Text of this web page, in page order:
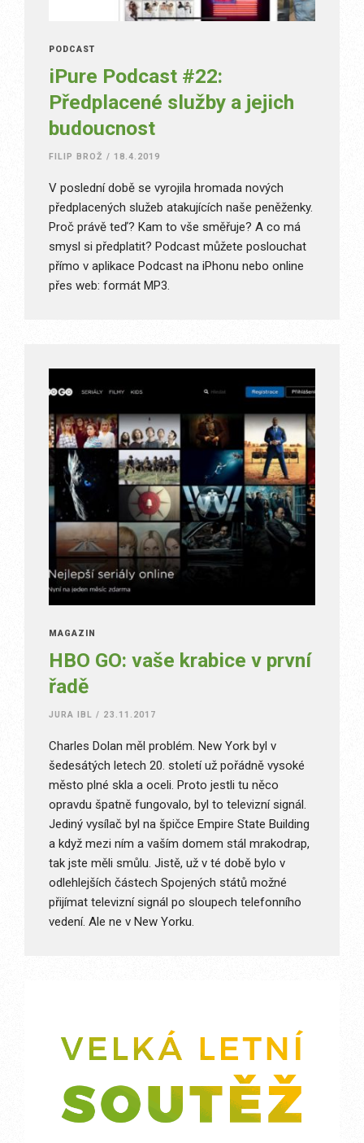
PODCAST
iPure Podcast #22:
Předplacené služby a jejich
budoucnost
FILIP BROŽ / 18.4.2019
V poslední době se vyrojila hromada nových
předplacených služeb atakujících naše peněženky.
Proč právě teď? Kam to vše směřuje? A co má
smysl si předplatit? Podcast můžete poslouchat
přímo v aplikace Podcast na iPhonu nebo online
přes web: formát MP3.
MAGAZÍN
HBO GO: vaše krabice v první
řadě
JURA IBL / 23.11.2017
Charles Dolan měl problém. New York byl v
šedesátých letech 20. století už pořádně vysoké
město plné skla a oceli. Proto jestli tu něco
opravdu špatně fungovalo, byl to televizní signál.
Jediný vysílač byl na špičce Empire State Building
a když mezi ním a vaším domem stál mrakodrap,
tak jste měli smůlu. Jistě, už v té době bylo v
odlehlejších částech Spojených států možné
přijímat televizní signál po sloupech telefonního
vedení. Ale ne v New Yorku.